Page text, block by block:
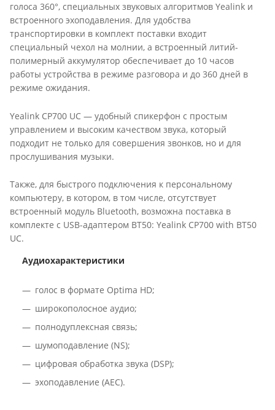
голоса 360°, специальных звуковых алгоритмов Yealink и
встроенного эхоподавления. Для удобства
транспортировки в комплект поставки входит
специальный чехол на молнии, а встроенный литий-
полимерный аккумулятор обеспечивает до 10 часов
работы устройства в режиме разговора и до 360 дней в
режиме ожидания.
Yealink CP700 UC — удобный спикерфон с простым
управлением и высоким качеством звука, который
подходит не только для совершения звонков, но и для
прослушивания музыки.
Также, для быстрого подключения к персональному
компьютеру, в котором, в том числе, отсутствует
встроенный модуль Bluetooth, возможна поставка в
комплекте с USB-адаптером BT50: Yealink CP700 with BT50
UC.
Аудиохарактеристики
голос в формате Optima HD;
широкополосное аудио;
полнодуплексная связь;
шумоподавление (NS);
цифровая обработка звука (DSP);
эхоподавление (AEC).